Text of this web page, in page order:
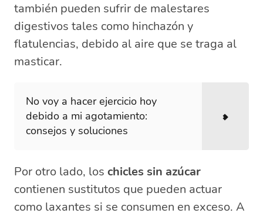
también pueden sufrir de malestares
digestivos tales como hinchazón y
flatulencias, debido al aire que se traga al
masticar.
No voy a hacer ejercicio hoy
debido a mi agotamiento:
consejos y soluciones
Por otro lado, los chicles sin azúcar
contienen sustitutos que pueden actuar
como laxantes si se consumen en exceso. A